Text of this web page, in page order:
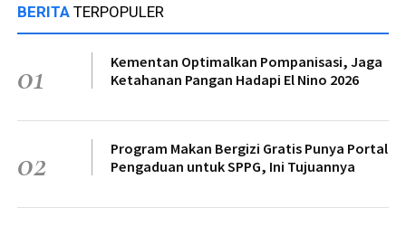
BERITA TERPOPULER
01
Kementan Optimalkan Pompanisasi, Jaga
Ketahanan Pangan Hadapi El Nino 2026
02
Program Makan Bergizi Gratis Punya Portal
Pengaduan untuk SPPG, Ini Tujuannya